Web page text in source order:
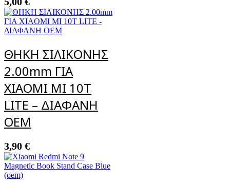
ΘΗΚΗ ΣΙΛΙΚΟΝΗΣ
2.00mm ΓΙΑ
XIAOMI MI 10T
LITE – ΔΙΑΦΑΝΗ
OEM
3,90 €